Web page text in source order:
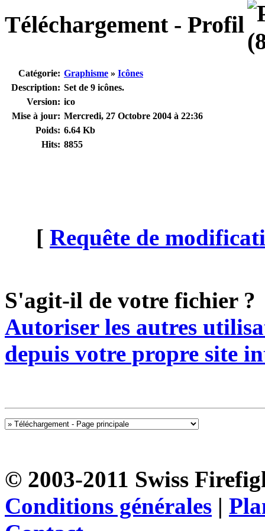
Téléchargement - Profil
Catégorie: Graphisme » Icônes
Description: Set de 9 icônes.
Version: ico
Mise à jour: Mercredi, 27 Octobre 2004 à 22:36
Poids: 6.64 Kb
Hits: 8855
[ Requête de
S'agit-il de votre fichier ?
Autoriser les autres
depuis votre propre site
© 2003-2011 Swiss
Conditions générales |